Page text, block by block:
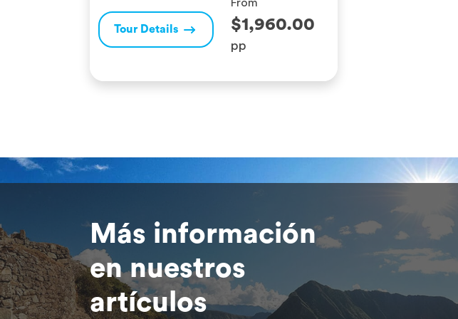
esta ruta de senderismo incluye avistamientos
de especies en peligro de extinción, como […]
Tour Details
From
$1,960.00
pp
Más información
en nuestros
artículos